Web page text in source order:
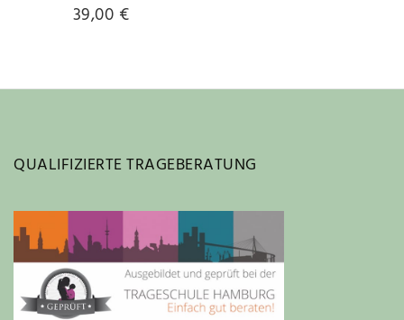
39,00 €
QUALIFIZIERTE TRAGEBERATUNG